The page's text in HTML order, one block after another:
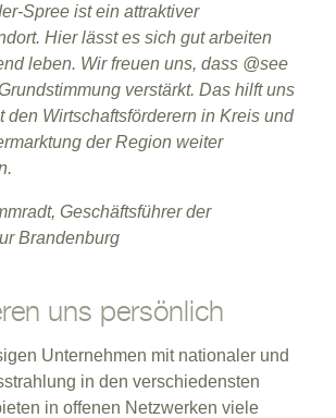
Spree ist ein attraktiver
Hier lässt es sich gut arbeiten
leben. Wir freuen uns, dass @see
verstärkt. Das hilft uns
den Wirtschaftsförderern in Kreis und
der Region weiter
Geschäftsführer der
Brandenburg
uns persönlich
Unternehmen mit nationaler und
in den verschiedensten
in offenen Netzwerken viele